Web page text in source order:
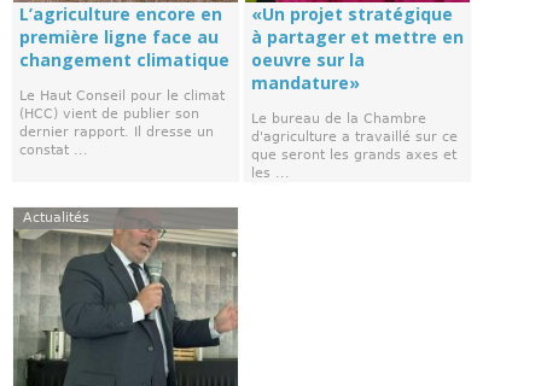
L’agriculture encore en
première ligne face au
changement climatique
Le Haut Conseil pour le climat
(HCC) vient de publier son
dernier rapport. Il dresse un
constat ...
«Un projet stratégique
à partager et mettre en
oeuvre sur la
mandature»
Le bureau de la Chambre
d'agriculture a travaillé sur ce
que seront les grands axes et
les ...
Actualités